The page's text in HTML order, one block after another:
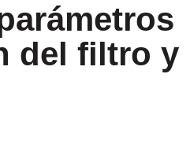
del filtro y